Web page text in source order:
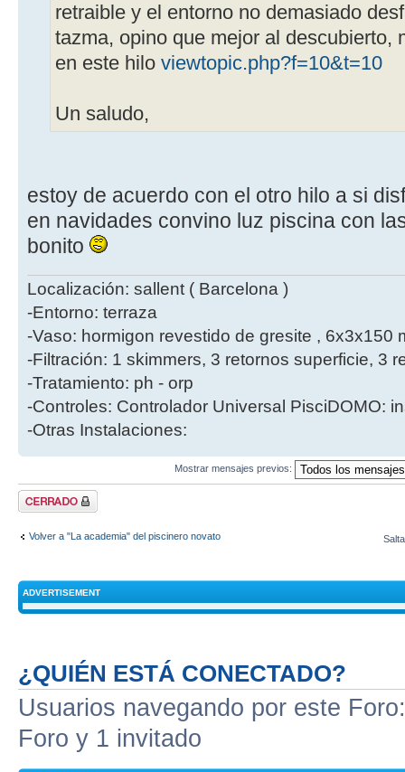
retraible y el entorno no demasiado
tazma, opino que mejor al descubierto,
en este hilo viewtopic.php?f=10&t=10
Un saludo,
estoy de acuerdo con el otro hilo a si
en navidades convino luz piscina con
bonito
Localización: sallent ( Barcelona )
-Entorno: terraza
-Vaso: hormigon revestido de gresite , 6x3x150
-Filtración: 1 skimmers, 3 retornos superficie, 3
-Tratamiento: ph - orp
-Controles: Controlador Universal PisciDOMO:
-Otras Instalaciones:
Mostrar mensajes previos:
Tema cerrado
Volver a "La academia" del piscinero novato
ADVERTISEMENT
¿QUIÉN ESTÁ CONECTADO?
Usuarios navegando por este
Foro y 1 invitado